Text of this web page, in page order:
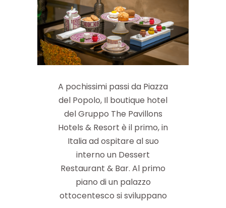
A pochissimi passi da Piazza
del Popolo, Il boutique hotel
del Gruppo The Pavillons
Hotels & Resort è il primo, in
Italia ad ospitare al suo
interno un Dessert
Restaurant & Bar. Al primo
piano di un palazzo
ottocentesco si sviluppano